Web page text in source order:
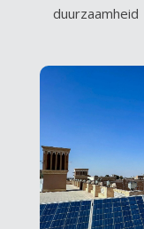
duurzaamheid